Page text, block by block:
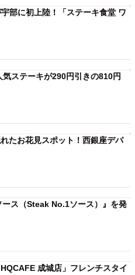
部に初上陸！「ステーキ食堂 ワ
気ステーキが290円引きの810円
たお花見スポット！西銀座デパ
ス（Steak No.1ソース）』を発
成城店」フレンチスタイ